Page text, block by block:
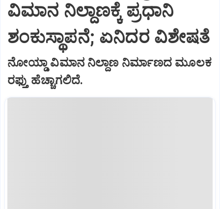
ವಿಮಾನ ನಿಲ್ದಾಣಕ್ಕೆ ಪ್ರಧಾನಿ
ಶಂಕುಸ್ಥಾಪನೆ; ಏನಿದರ ವಿಶೇಷತೆ
ನೋಯ್ಡಾ ವಿಮಾನ ನಿಲ್ದಾಣ ನಿರ್ಮಾಣದ ಮೂಲಕ
ರಫ್ತು ಹೆಚ್ಚಾಗಲಿದೆ.